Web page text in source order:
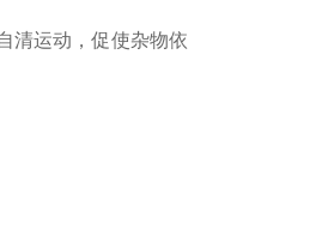
清运动，促使杂物依